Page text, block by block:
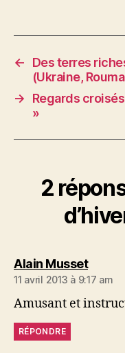
←
Des terres
(Ukraine,
→
Regards
»
2
Alain Mussetdit :
11 avril 2013 à 9:17 am
Amusant et
RÉPONDRE